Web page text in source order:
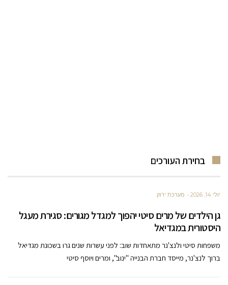
בחירת העורכים
יולי 14, 2026 מערכת ירוק
גן הילדים של מרים סיטי יהפוך למגדל מגורים: סגירת מעגל
היסטורית במגדיאל
משפחות סיטי ולנצ'נר מתאחדות שוב: לפני עשרות שנים גרו בשכונת מגדיאל
ברוך לנצ'נר, מייסד חברת הבנייה "ינוב", ומרים ויוסף סיטי